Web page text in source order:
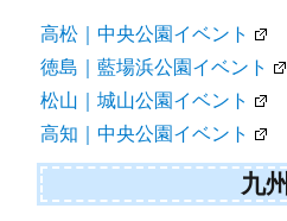
高松｜中央公園イベント
徳島｜藍場浜公園イベント
松山｜城山公園イベント
高知｜中央公園イベント
九州